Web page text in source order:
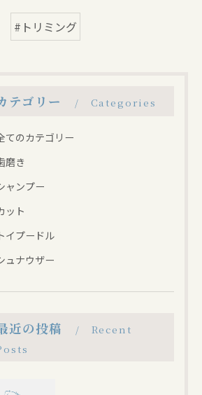
#トリミング
テゴリー Categories
てのカテゴリー
磨き
ャンプー
ット
イプードル
ュナウザー
近の投稿
Recent